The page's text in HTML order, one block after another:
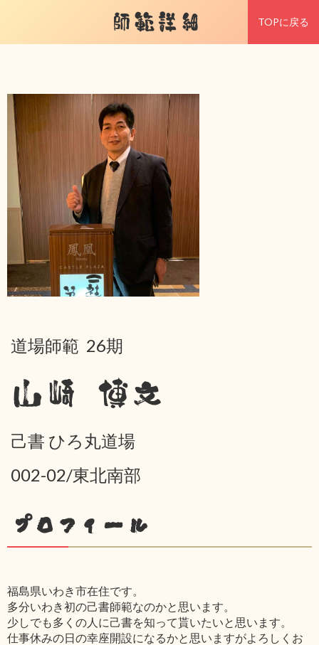
師範詳細 TOPに戻る
道場師範 26期
山崎 博文
己書 ひろ丸道場
002-02/東北南部
プロフィール
福島県いわき市在住です。
多分いわき初の己書師範なのかと思います。
少しでも多くの人に己書を知って貰いたいと思います。
仕事休みの日の幸座開設になるかと思いますがよろしくお